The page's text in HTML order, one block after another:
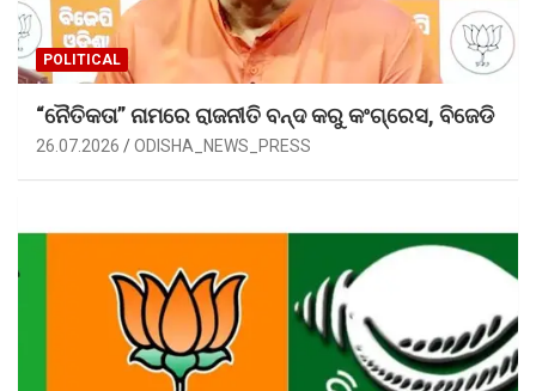
POLITICAL
“ନୈତିକତା” ନାମରେ ରାଜନୀତି ବନ୍ଦ କରୁ କଂଗ୍ରେସ, ବିଜେଡି
26.07.2026 ODISHA_NEWS_PRESS